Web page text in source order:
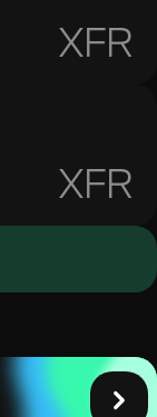
XFR
XFR